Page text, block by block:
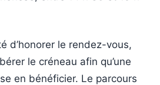
d’honorer le rendez-vous,
le créneau afin qu’une
en bénéficier. Le parcours